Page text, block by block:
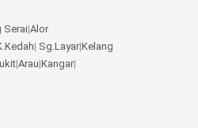
Serai|Alor
| Sg.Layar|Kelang
|Arau|Kangar|